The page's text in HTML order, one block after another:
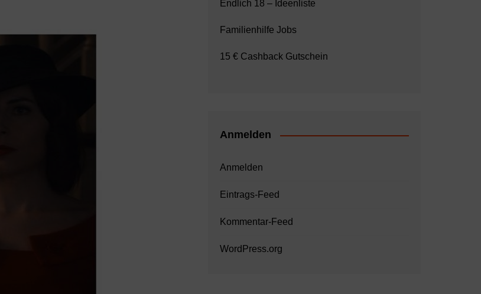
Endlich 18 – Ideenliste
Familienhilfe Jobs
15 € Cashback Gutschein
Anmelden
Anmelden
Eintrags-Feed
Kommentar-Feed
WordPress.org